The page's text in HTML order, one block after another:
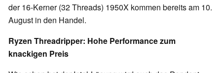
der 16-Kerner (32 Threads) 1950X kommen bereits am 10.
August in den Handel.
Ryzen Threadripper: Hohe Performance zum
knackigen Preis